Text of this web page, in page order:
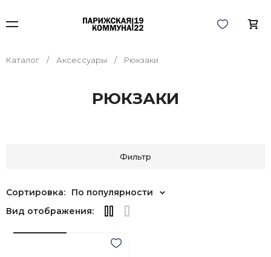
Каталог Аксессуары Рюкзаки
РЮКЗАКИ
Фильтр
Сортировка:
По популярности
Вид отображения: